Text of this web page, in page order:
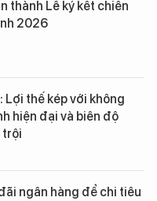
thành Lễ ký kết chiến
2026
Lợi thế kép với không
hiện đại và biên độ
trội
ngân hàng để chi tiêu